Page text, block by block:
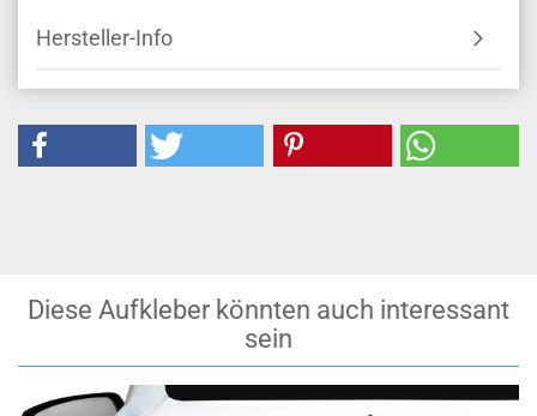
Hersteller-Info
Diese Aufkleber könnten auch interessant
sein